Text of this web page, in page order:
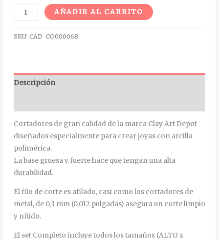
AÑADIR AL CARRITO
SKU: CAD-CO000068
Descripción
Cortadores de gran calidad de la marca Clay Art Depot
diseñados especialmente para crear joyas con arcilla
polimérica.
La base gruesa y fuerte hace que tengan una alta
durabilidad.
El filo de corte es afilado, casi como los cortadores de
metal, de 0,3 mm (0,012 pulgadas) asegura un corte limpio
y nítido.
El set Completo incluye todos los tamaños (ALTO x